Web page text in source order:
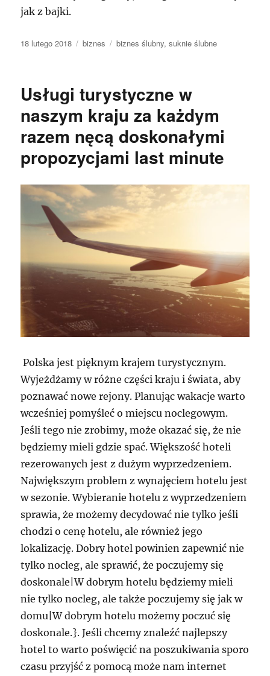
jak z bajki.
Data
18 lutego 2018 Kategorie
biznes Tagi
biznes ślubny,suknie ślubne
Usługi turystyczne w
naszym kraju za każdym
razem nęcą doskonałymi
propozycjami last minute
Polska jest pięknym krajem turystycznym.
Wyjeżdżamy w różne części kraju i świata, aby
poznawać nowe rejony. Planując wakacje warto
wcześniej pomyśleć o miejscu noclegowym.
Jeśli tego nie zrobimy, może okazać się, że nie
będziemy mieli gdzie spać. Większość hoteli
rezerowanych jest z dużym wyprzedzeniem.
Największym problem z wynajęciem hotelu jest
w sezonie. Wybieranie hotelu z wyprzedzeniem
sprawia, że możemy decydować nie tylko jeśli
chodzi o cenę hotelu, ale również jego
lokalizację. Dobry hotel powinien zapewnić nie
tylko nocleg, ale sprawić, że poczujemy się
doskonale|W dobrym hotelu będziemy mieli
nie tylko nocleg, ale także poczujemy się jak w
domu|W dobrym hotelu możemy poczuć się
doskonale.}. Jeśli chcemy znaleźć najlepszy
hotel to warto poświęcić na poszukiwania sporo
czasu przyjść z pomocą może nam internet